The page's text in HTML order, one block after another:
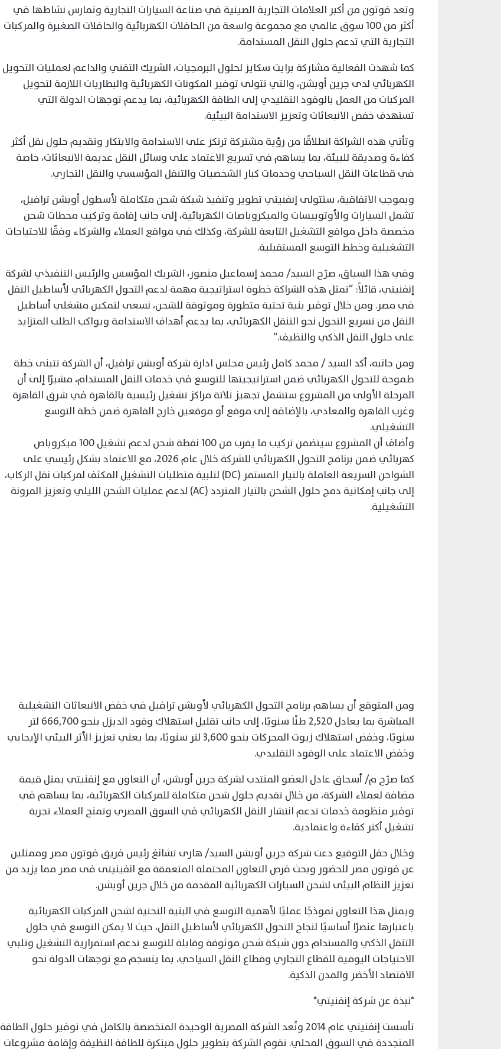
وتعد فوتون من أكبر العلامات التجارية الصينية في صناعة السيارات التجارية وتمارس نشاطها في
أكثر من 100 سوق عالمي مع مجموعة واسعة من الحافلات الكهربائية والحافلات الصغيرة والمركبات
التجارية التي تدعم حلول النقل المستدامة.
كما شهدت الفعالية مشاركة برايت سكايز لحلول البرمجيات، الشريك التقني والداعم لعمليات التحويل
الكهربائي لدى جرين أوبشن، والتي تتولى توفير المكونات الكهربائية والبطاريات اللازمة لتحويل
المركبات من العمل بالوقود التقليدي إلى الطاقة الكهربائية، بما يدعم توجهات الدولة التي
تستهدف خفض الانبعاثات وتعزيز الاستدامة البيئية.
وتأتي هذه الشراكة انطلاقًا من رؤية مشتركة ترتكز على الاستدامة والابتكار وتقديم حلول نقل أكثر
كفاءة وصديقة للبيئة، بما يساهم في تسريع الاعتماد على وسائل النقل عديمة الانبعاثات، خاصة
في قطاعات النقل السياحي وخدمات كبار الشخصيات والتنقل المؤسسي والنقل التجاري.
وبموجب الاتفاقية، ستتولى إنفنيتي تطوير وتنفيذ شبكة شحن متكاملة لأسطول أوبشن ترافيل،
تشمل السيارات والأوتوبيسات والميكروباصات الكهربائية، إلى جانب إقامة وتركيب محطات شحن
مخصصة داخل مواقع التشغيل التابعة للشركة، وكذلك في مواقع العملاء والشركاء وفقًا للاحتياجات
التشغيلية وخطط التوسع المستقبلية.
وفي هذا السياق، صرّح السيد/ محمد إسماعيل منصور، الشريك المؤسس والرئيس التنفيذي لشركة
إنفنيتي، قائلاً: “تمثل هذه الشراكة خطوة استراتيجية مهمة لدعم التحول الكهربائي لأساطيل النقل
في مصر. ومن خلال توفير بنية تحتية متطورة وموثوقة للشحن، نسعى لتمكين مشغلي أساطيل
النقل من تسريع التحول نحو التنقل الكهربائي، بما يدعم أهداف الاستدامة ويواكب الطلب المتزايد
على حلول النقل الذكي والنظيف.”
ومن جانبه، أكد السيد / محمد كامل رئيس مجلس ادارة شركة أوبشن ترافيل، أن الشركة تتبنى خطة
طموحة للتحول الكهربائي ضمن استراتيجيتها للتوسع في خدمات النقل المستدام، مشيرًا إلى أن
المرحلة الأولى من المشروع ستشمل تجهيز ثلاثة مراكز تشغيل رئيسية بالقاهرة في شرق القاهرة
وغرب القاهرة والمعادي، بالإضافة إلى موقع أو موقعين خارج القاهرة ضمن خطة التوسع
التشغيلي.
وأضاف أن المشروع سيتضمن تركيب ما يقرب من 100 نقطة شحن لدعم تشغيل 100 ميكروباص
كهربائي ضمن برنامج التحول الكهربائي للشركة خلال عام 2026، مع الاعتماد بشكل رئيسي على
الشواحن السريعة العاملة بالتيار المستمر (DC) لتلبية متطلبات التشغيل المكثف لمركبات نقل الركاب،
إلى جانب إمكانية دمج حلول الشحن بالتيار المتردد (AC) لدعم عمليات الشحن الليلي وتعزيز المرونة
التشغيلية.
ومن المتوقع أن يساهم برنامج التحول الكهربائي لأوبشن ترافيل في خفض الانبعاثات التشغيلية
المباشرة بما يعادل 2,520 طنًا سنويًا، إلى جانب تقليل استهلاك وقود الديزل بنحو 666,700 لتر
سنويًا، وخفض استهلاك زيوت المحركات بنحو 3,600 لتر سنويًا، بما يعني تعزيز الأثر البيئي الإيجابي
وخفض الاعتماد على الوقود التقليدي.
كما صرّح م/ أسحاق عادل العضو المنتدب لشركة جرين أوبشن، أن التعاون مع إنفنيتي يمثل قيمة
مضافة لعملاء الشركة، من خلال تقديم حلول شحن متكاملة للمركبات الكهربائية، بما يساهم في
توفير منظومة خدمات تدعم انتشار النقل الكهربائي في السوق المصري وتمنح العملاء تجربة
تشغيل أكثر كفاءة واعتمادية.
وخلال حفل التوقيع دعت شركة جرين أوبشن السيد/ هارى تشانغ رئيس فريق فوتون مصر وممثلين
عن فوتون مصر للحضور وبحث فرص التعاون المحتملة المتعمقة مع انفينيتى فى مصر مما يزيد من
تعزيز النظام البيئى لشحن السيارات الكهربائية المقدمة من خلال جرين أوبشن.
ويمثل هذا التعاون نموذجًا عمليًا لأهمية التوسع في البنية التحتية لشحن المركبات الكهربائية
باعتبارها عنصرًا أساسيًا لنجاح التحول الكهربائي لأساطيل النقل، حيث لا يمكن التوسع في حلول
التنقل الذكي والمستدام دون شبكة شحن موثوقة وقابلة للتوسع تدعم استمرارية التشغيل وتلبي
الاحتياجات اليومية للقطاع التجاري وقطاع النقل السياحي، بما ينسجم مع توجهات الدولة نحو
الاقتصاد الأخضر والمدن الذكية.
*نبذة عن شركة إنفنيتي*
تأسست إنفنيتي عام 2014 وتُعد الشركة المصرية الوحيدة المتخصصة بالكامل في توفير حلول الطاقة
المتجددة في السوق المحلي. تقوم الشركة بتطوير حلول مبتكرة للطاقة النظيفة وإقامة مشروعات